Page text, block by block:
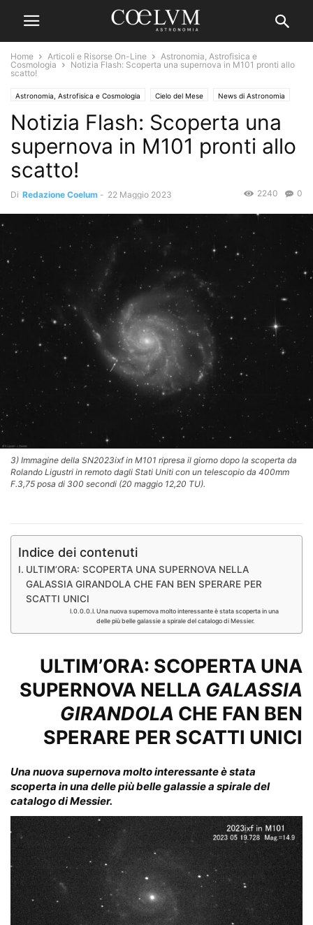
Home Articoli e Risorse On-Line
Astronomia, Astrofisica e
Cosmologia
Notizia Flash: Scoperta una supernova in M101 pronti allo
scatto!
Astronomia, Astrofisica e Cosmologia Cielo del Mese News di Astronomia
Notizia Flash: Scoperta una
supernova in M101 pronti allo
scatto!
Di Redazione Coelum - 22 Maggio 2023 0
2240
3) Immagine della SN2023ixf in M101 ripresa il giorno dopo la scoperta da
Rolando Ligustri in remoto dagli Stati Uniti con un telescopio da 400mm
F.3,75 posa di 300 secondi (20 maggio 12,20 TU).
Indice dei contenuti
ULTIM’ORA: SCOPERTA UNA SUPERNOVA NELLA
GALASSIA GIRANDOLA CHE FAN BEN SPERARE PER
SCATTI UNICI
Una nuova supernova molto interessante è stata scoperta in una
delle più belle galassie a spirale del catalogo di Messier.
ULTIM’ORA: SCOPERTA UNA
SUPERNOVA NELLA GALASSIA
GIRANDOLA CHE FAN BEN
SPERARE PER SCATTI UNICI
Una nuova supernova molto interessante è stata
scoperta in una delle più belle galassie a spirale del
catalogo di Messier.